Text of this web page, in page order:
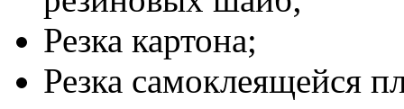
Резка картона;
Резка самоклеящейся